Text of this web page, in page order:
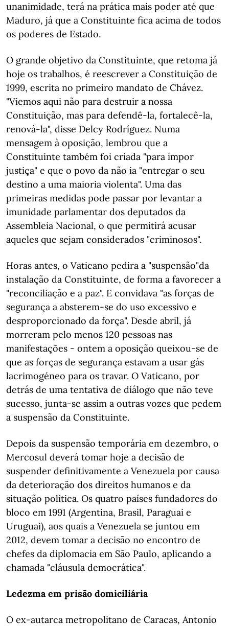
unanimidade, terá na prática mais poder até que
Maduro, já que a Constituinte fica acima de todos
os poderes de Estado.
O grande objetivo da Constituinte, que retoma já
hoje os trabalhos, é reescrever a Constituição de
1999, escrita no primeiro mandato de Chávez.
"Viemos aqui não para destruir a nossa
Constituição, mas para defendê-la, fortalecê-la,
renová-la", disse Delcy Rodríguez. Numa
mensagem à oposição, lembrou que a
Constituinte também foi criada "para impor
justiça" e que o povo da não ia "entregar o seu
destino a uma maioria violenta". Uma das
primeiras medidas pode passar por levantar a
imunidade parlamentar dos deputados da
Assembleia Nacional, o que permitirá acusar
aqueles que sejam considerados "criminosos".
Horas antes, o Vaticano pedira a "suspensão"da
instalação da Constituinte, de forma a favorecer a
"reconciliação e a paz". E convidava "as forças de
segurança a absterem-se do uso excessivo e
desproporcionado da força". Desde abril, já
morreram pelo menos 120 pessoas nas
manifestações - ontem a oposição queixou-se de
que as forças de segurança estavam a usar gás
lacrimogéneo para os travar. O Vaticano, por
detrás de uma tentativa de diálogo que não teve
sucesso, junta-se assim a outras vozes que pedem
a suspensão da Constituinte.
Depois da suspensão temporária em dezembro, o
Mercosul deverá tomar hoje a decisão de
suspender definitivamente a Venezuela por causa
da deterioração dos direitos humanos e da
situação política. Os quatro países fundadores do
bloco em 1991 (Argentina, Brasil, Paraguai e
Uruguai), aos quais a Venezuela se juntou em
2012, devem tomar a decisão no encontro de
chefes da diplomacia em São Paulo, aplicando a
chamada "cláusula democrática".
Ledezma em prisão domiciliária
O ex-autarca metropolitano de Caracas, Antonio